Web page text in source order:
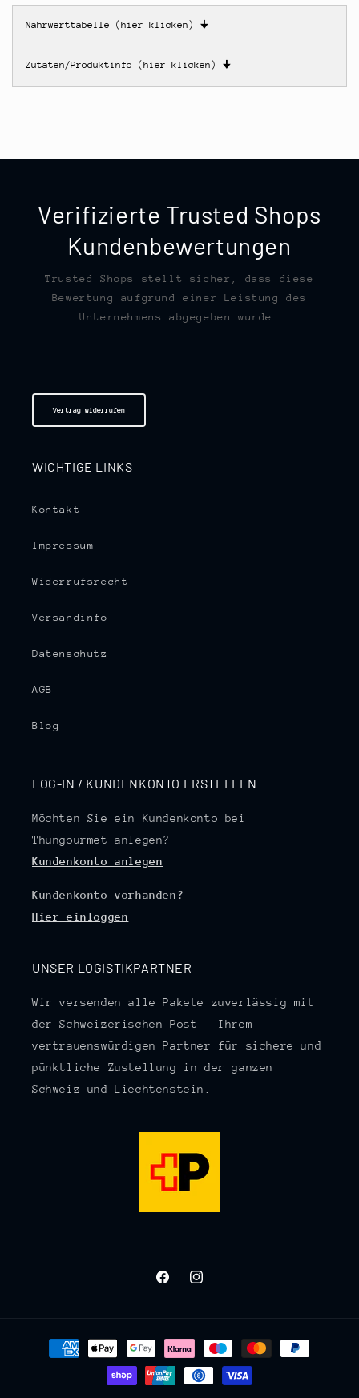
Nährwerttabelle (hier klicken) 🠋
Zutaten/Produktinfo (hier klicken) 🠋
Verifizierte Trusted Shops
Kundenbewertungen
Trusted Shops stellt sicher, dass diese
Bewertung aufgrund einer Leistung des
Unternehmens abgegeben wurde.
Vertrag widerrufen
WICHTIGE LINKS
Kontakt
Impressum
Widerrufsrecht
Versandinfo
Datenschutz
AGB
Blog
LOG-IN / KUNDENKONTO ERSTELLEN
Möchten Sie ein Kundenkonto bei
Thungourmet anlegen?
Kundenkonto anlegen
Kundenkonto vorhanden?
Hier einloggen
UNSER LOGISTIKPARTNER
Wir versenden alle Pakete zuverlässig mit
der Schweizerischen Post – Ihrem
vertrauenswürdigen Partner für sichere und
pünktliche Zustellung in der ganzen
Schweiz und Liechtenstein.
FacebookInstagram
Zahlungsmethoden